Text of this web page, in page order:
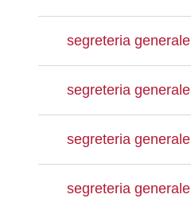
segreteria generale
segreteria generale
segreteria generale
segreteria generale